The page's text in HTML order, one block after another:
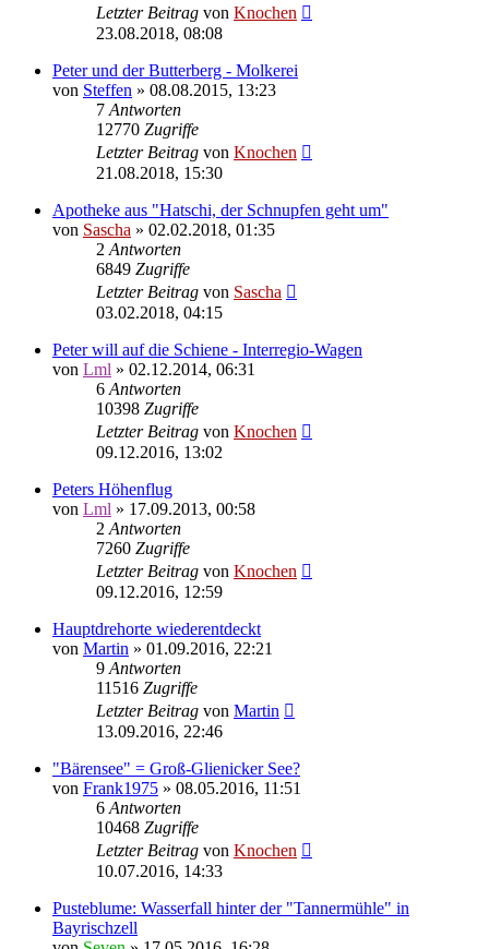
Letzter Beitrag von Knochen
23.08.2018, 08:08
Peter und der Butterberg - Molkerei
von Steffen » 08.08.2015, 13:23
7 Antworten
12770 Zugriffe
Letzter Beitrag von Knochen
21.08.2018, 15:30
Apotheke aus "Hatschi, der Schnupfen geht um"
von Sascha » 02.02.2018, 01:35
2 Antworten
6849 Zugriffe
Letzter Beitrag von Sascha
03.02.2018, 04:15
Peter will auf die Schiene - Interregio-Wagen
von Lml » 02.12.2014, 06:31
6 Antworten
10398 Zugriffe
Letzter Beitrag von Knochen
09.12.2016, 13:02
Peters Höhenflug
von Lml » 17.09.2013, 00:58
2 Antworten
7260 Zugriffe
Letzter Beitrag von Knochen
09.12.2016, 12:59
Hauptdrehorte wiederentdeckt
von Martin » 01.09.2016, 22:21
9 Antworten
11516 Zugriffe
Letzter Beitrag von Martin
13.09.2016, 22:46
"Bärensee" = Groß-Glienicker See?
von Frank1975 » 08.05.2016, 11:51
6 Antworten
10468 Zugriffe
Letzter Beitrag von Knochen
10.07.2016, 14:33
Pusteblume: Wasserfall hinter der "Tannermühle" in
Bayrischzell